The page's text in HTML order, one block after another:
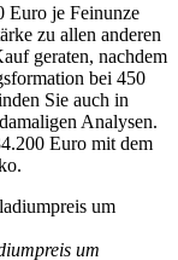
Euro je Feinunze
zu allen anderen
geraten, nachdem
bei 450
Sie auch in
Analysen.
Euro mit dem
um